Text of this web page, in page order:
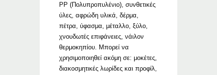
ΡΡ (Πολυπροπυλένιο), συνθετικές
ύλες, αφρώδη υλικά, δέρμα,
πέτρα, ύφασμα, μέταλλο, ξύλο,
χνουδωτές επιφάνειες, νάιλον
θερμοκηπίου. Μπορεί να
χρησιμοποιηθεί ακόμη σε: μοκέτες,
διακοσμητικές λωρίδες και προφίλ,